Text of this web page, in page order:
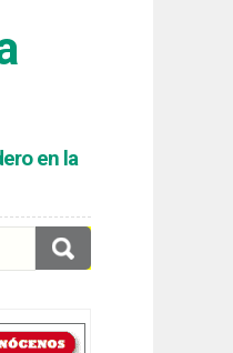
en la